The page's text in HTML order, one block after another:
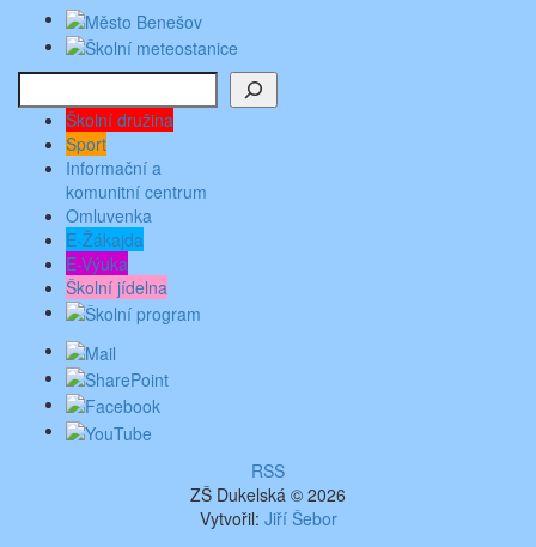
Školní družina
Sport
Informační a
komunitní centrum
Omluvenka
E-Žákajda
E-Výuka
Školní jídelna
RSS
ZŠ Dukelská © 2026
Vytvořil: Jiří Šebor